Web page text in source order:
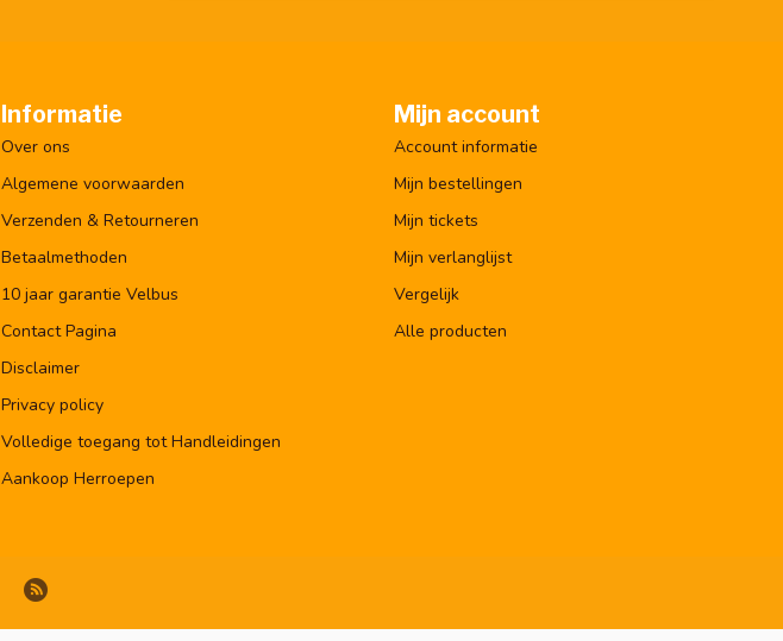
Informatie
Over ons
Algemene voorwaarden
Verzenden & Retourneren
Betaalmethoden
10 jaar garantie Velbus
Contact Pagina
Disclaimer
Privacy policy
Volledige toegang tot Handleidingen
Aankoop Herroepen
Mijn account
Account informatie
Mijn bestellingen
Mijn tickets
Mijn verlanglijst
Vergelijk
Alle producten